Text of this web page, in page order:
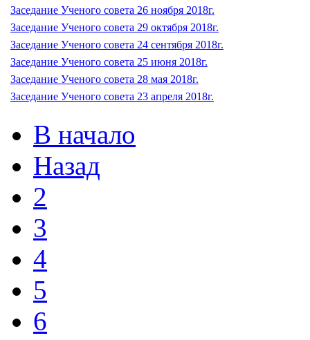
Заседание Ученого совета 26 ноября 2018г.
Заседание Ученого совета 29 октября 2018г.
Заседание Ученого совета 24 сентября 2018г.
Заседание Ученого совета 25 июня 2018г.
Заседание Ученого совета 28 мая 2018г.
Заседание Ученого совета 23 апреля 2018г.
В начало
Назад
2
3
4
5
6